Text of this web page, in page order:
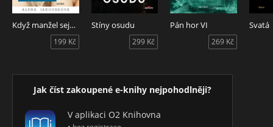
Když manžel seje vítr, sklízí bouři
199 Kč
Stíny osudu
299 Kč
Pán hor VI
269 Kč
Svatá
Jak číst zakoupené e-knihy nejpohodlněji?
V aplikaci O2 Knihovna